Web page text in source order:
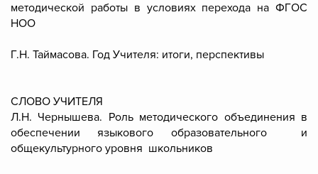
методической работы в условиях перехода на ФГОС
НОО
Г.Н. Таймасова. Год Учителя: итоги, перспективы
СЛОВО УЧИТЕЛЯ
Л.Н. Чернышева. Роль методического объединения в
обеспечении языкового образовательного и
общекультурного уровня школьников